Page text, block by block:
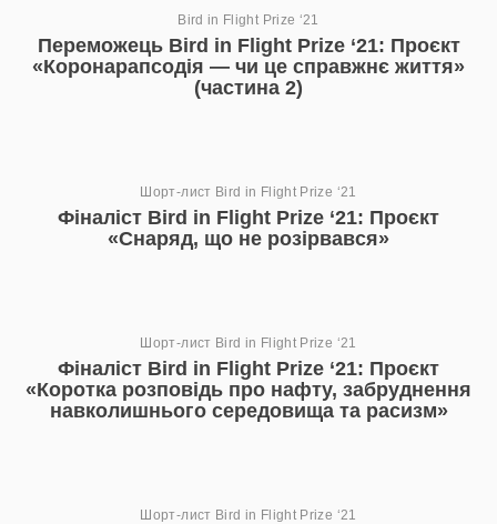
Bird in Flight Prize ‘21
Переможець Bird in Flight Prize ‘21: Проєкт
«Коронарапсодія — чи це справжнє життя»
(частина 2)
Шорт-лист Bird in Flight Prize ‘21
Фіналіст Bird in Flight Prize ‘21: Проєкт
«Снаряд, що не розірвався»
Шорт-лист Bird in Flight Prize ‘21
Фіналіст Bird in Flight Prize ‘21: Проєкт
«Коротка розповідь про нафту, забруднення
навколишнього середовища та расизм»
Шорт-лист Bird in Flight Prize ‘21